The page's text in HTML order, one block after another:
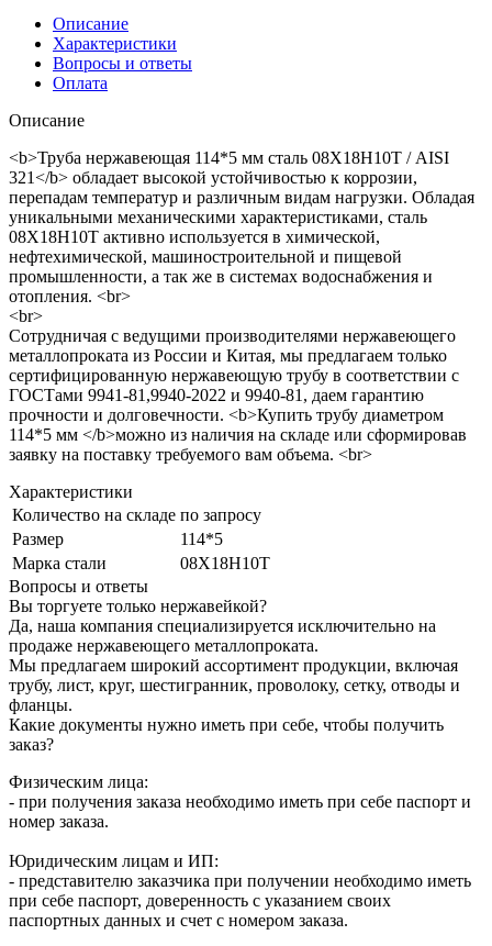
Описание
Характеристики
Вопросы и ответы
Оплата
Описание
<b>Труба нержавеющая 114*5 мм сталь 08Х18Н10Т / AISI
321</b> обладает высокой устойчивостью к коррозии,
перепадам температур и различным видам нагрузки. Обладая
уникальными механическими характеристиками, сталь
08Х18Н10Т активно используется в химической,
нефтехимической, машиностроительной и пищевой
промышленности, а так же в системах водоснабжения и
отопления. <br>
<br>
Сотрудничая с ведущими производителями нержавеющего
металлопроката из России и Китая, мы предлагаем только
сертифицированную нержавеющую трубу в соответствии с
ГОСТами 9941-81,9940-2022 и 9940-81, даем гарантию
прочности и долговечности. <b>Купить трубу диаметром
114*5 мм </b>можно из наличия на складе или сформировав
заявку на поставку требуемого вам объема. <br>
Характеристики
Количество на складе по запросу
Размер
114*5
Марка стали
08Х18Н10Т
Вопросы и ответы
Вы торгуете только нержавейкой?
Да, наша компания специализируется исключительно на
продаже нержавеющего металлопроката.
Мы предлагаем широкий ассортимент продукции, включая
трубу, лист, круг, шестигранник, проволоку, сетку, отводы и
фланцы.
Какие документы нужно иметь при себе, чтобы получить
заказ?
Физическим лица:
- при получения заказа необходимо иметь при себе паспорт и
номер заказа.
Юридическим лицам и ИП:
- представителю заказчика при получении необходимо иметь
при себе паспорт, доверенность с указанием своих
паспортных данных и счет с номером заказа.